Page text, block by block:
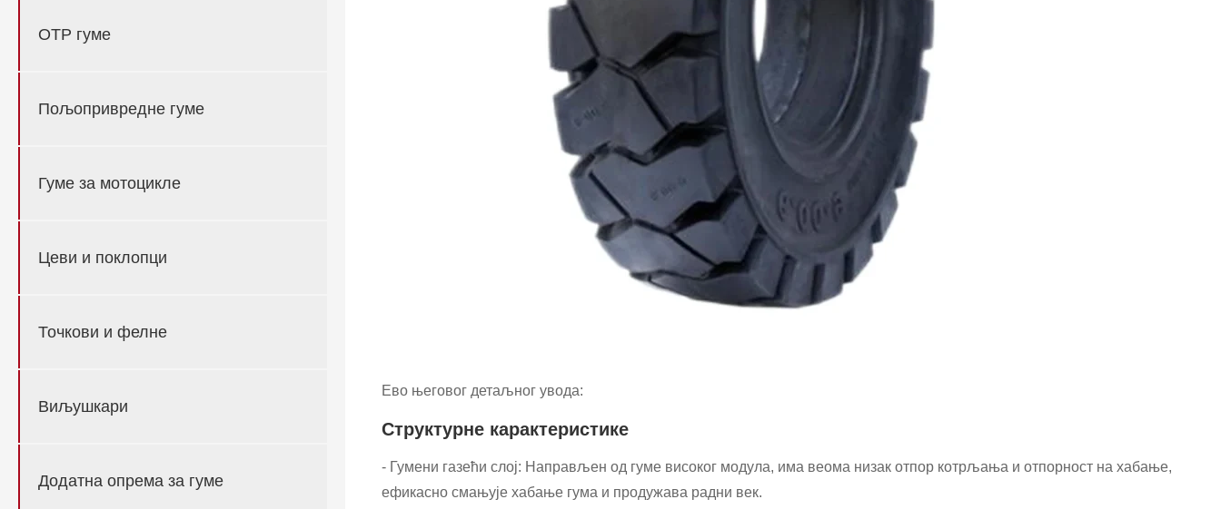
ОТР гуме
Пољопривредне гуме
Гуме за мотоцикле
Цеви и поклопци
Точкови и фелне
Виљушкари
Додатна опрема за гуме
Ево његовог детаљног увода:
Структурне карактеристике
- Гумени газећи слој: Направљен од гуме високог модула, има веома низак отпор котрљања и отпорност на хабање,
ефикасно смањује хабање гума и продужава радни век.